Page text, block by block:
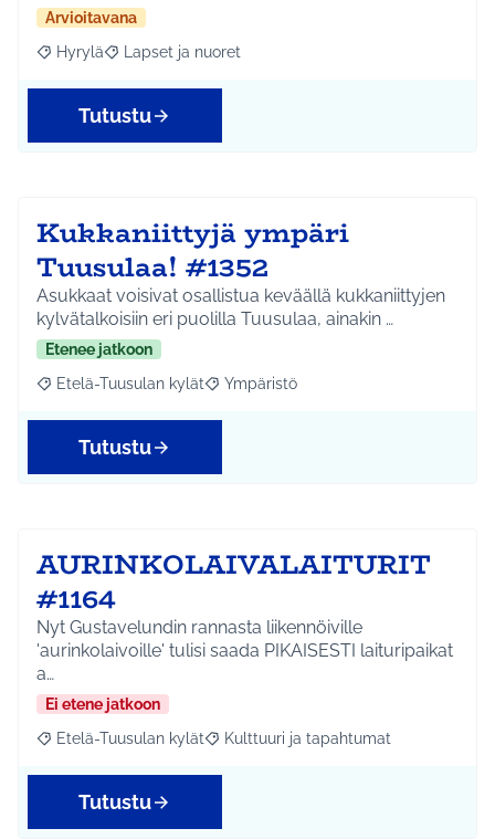
Arvioitavana
Rajaa tulokset aihepiirin mukaan: Hyrylä
Hyrylä Rajaa tulokset teeman mukaan: Lapset ja nuoret
Lapset ja nuoret
Tutustu
Kukkaniittyjä ympäri
Tuusulaa! #1352
Asukkaat voisivat osallistua keväällä kukkaniittyjen
kylvätalkoisiin eri puolilla Tuusulaa, ainakin …
Etenee jatkoon
Rajaa tulokset aihepiirin mukaan: Etelä-Tuusulan kylät
Etelä-Tuusulan kylät Rajaa tulokset teeman mukaan:
Ympäristö
Tutustu
AURINKOLAIVALAITURIT
#1164
Nyt Gustavelundin rannasta liikennöiville
'aurinkolaivoille' tulisi saada PIKAISESTI laituripaikat
a…
Ei etene jatkoon
Rajaa tulokset aihepiirin mukaan: Etelä-Tuusulan kylät
Etelä-Tuusulan kylät Rajaa tulokset teeman mukaan:
Kulttuuri ja tapahtumat
Tutustu